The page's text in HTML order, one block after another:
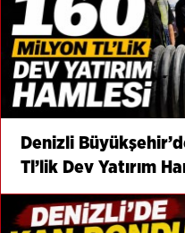
Denizli
Tl’lik Dev Yatırım